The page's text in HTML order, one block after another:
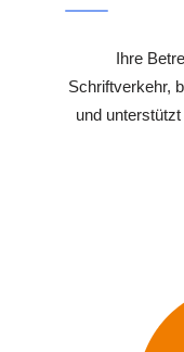
Ihre
Schriftverkehr,
und